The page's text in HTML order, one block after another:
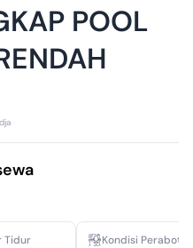
POOL
Tidur Kondisi Perabotan